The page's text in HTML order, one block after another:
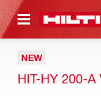
内容を表示
NEW
HIT-HY 200-A